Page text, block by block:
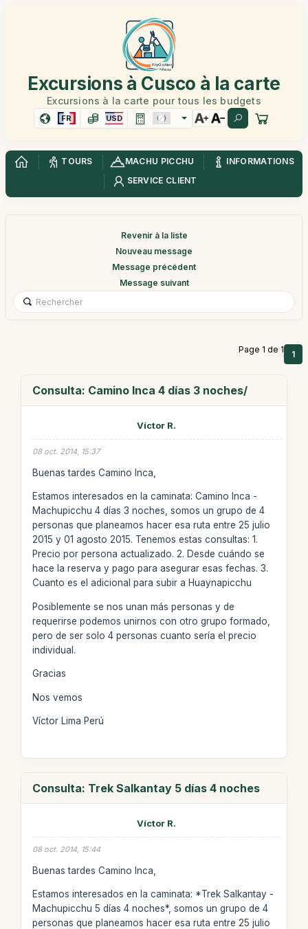
Excursions à Cusco à la carte
Excursions à la carte pour tous les budgets
FR USD
TOURS MACHU PICCHU
INFORMATIONS
SERVICE CLIENT
Revenir à la liste
Nouveau message
Message précédent
Message suivant
Page 1 de 1 1
Consulta: Camino Inca 4 días 3 noches/
Víctor R.
08 oct. 2014, 15:37
Buenas tardes Camino Inca,
Estamos interesados en la caminata: Camino Inca -
Machupicchu 4 días 3 noches, somos un grupo de 4
personas que planeamos hacer esa ruta entre 25 julio
2015 y 01 agosto 2015. Tenemos estas consultas: 1.
Precio por persona actualizado. 2. Desde cuándo se
hace la reserva y pago para asegurar esas fechas. 3.
Cuanto es el adicional para subir a Huaynapicchu
Posiblemente se nos unan más personas y de
requerirse podemos unirnos con otro grupo formado,
pero de ser solo 4 personas cuanto sería el precio
individual.
Gracias
Nos vemos
Víctor Lima Perú
Consulta: Trek Salkantay 5 días 4 noches
Víctor R.
08 oct. 2014, 15:44
Buenas tardes Camino Inca,
Estamos interesados en la caminata: *Trek Salkantay -
Machupicchu 5 días 4 noches*, somos un grupo de 4
personas que planeamos hacer esa ruta entre 25 julio